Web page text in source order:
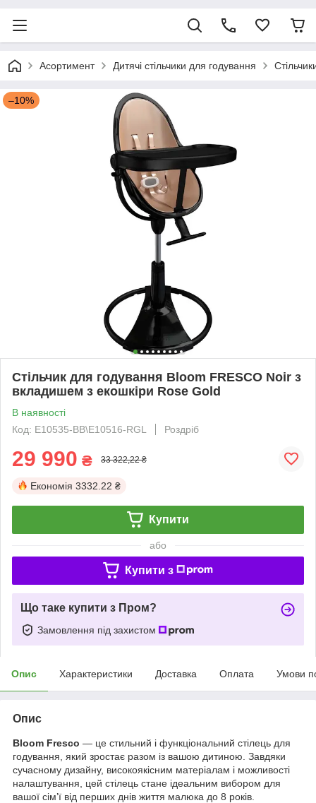
Асортимент Дитячі стільчики для годування
–10%
Стільчик для годування Bloom FRESCO Noir з
вкладишем з екошкіри Rose Gold
В наявності
Код: E10535-BB\E10516-RGL
Роздріб
29 990 ₴ 33 322,22 ₴
Економія 3332.22 ₴
Купити
або
Купити з
Що таке купити з Пром?
Замовлення під захистом
Опис Характеристики Доставка Оплата Умови
Опис
Bloom Fresco — це стильний і функціональний стілець для
годування, який зростає разом із вашою дитиною. Завдяки
сучасному дизайну, високоякісним матеріалам і можливості
налаштування, цей стілець стане ідеальним вибором для
вашої сім’ї від перших днів життя малюка до 8 років.